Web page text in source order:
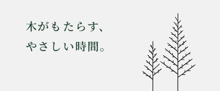
木がもたらす、
やさしい時間。